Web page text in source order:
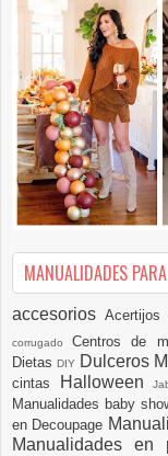
MANUALIDADES
accesoriosAcertijos
corrugadoCentros de
DietasDIY Dulceros
cintas
Halloween
Manualidades baby
en Decoupage
Manualidades